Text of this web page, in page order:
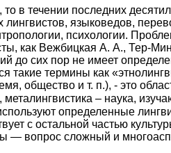
в течении последних
языковедов,
психологии.
как Вежбицкая А. А., Тер-
до сих пор не имеет
такие термины как
общество и т. п.), - это
, металингвистика – наука,
определенные
с остальной частью
— вопрос сложный и